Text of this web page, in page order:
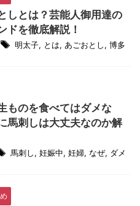
しとは？芸能人御用達の
ドを徹底解説！
明太子, とは, あごおとし, 博多
ものを食べてはダメな
馬刺しは大丈夫なのか解
馬刺し, 妊娠中, 妊婦, なぜ, ダメ